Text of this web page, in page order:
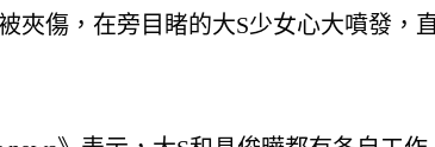
夾傷，在旁目睹的大S少女心大噴發，